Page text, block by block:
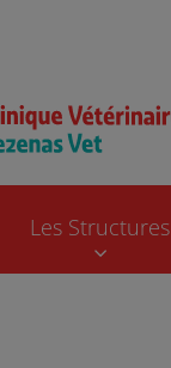
Les Structures